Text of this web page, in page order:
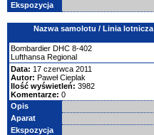
Ekspozycja
Nazwa samolotu / Linia lotnicza
Bombardier DHC 8-402
Lufthansa Regional
Data: 17 czerwca 2011
Autor: Paweł Cieplak
Ilość wyświetleń: 3982
Komentarze: 0
Opis
Aparat
Ekspozycja